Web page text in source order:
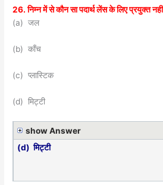
26. निम्न में से कौन सा पदार्थ लेंस के लिए प्रयुक्त
(a) जल
(b) काँच
(c) प्लास्टिक
(d) मिट्टी
show Answer
(d) मिट्टी